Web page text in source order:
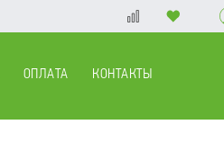
ОПЛАТА КОНТАКТЫ